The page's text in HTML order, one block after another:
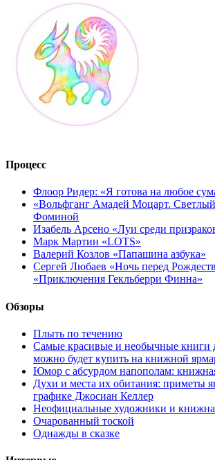
Процесс
Флоор Ридер: «Я готова на любое
«Вольфганг Амадей Моцарт.
Фоминой
Изабель Арсено «Луи среди
Марк Мартин «LOTS»
Валерий Козлов «Папашина азбука»
Сергей Любаев «Ночь перед
«Приключения Гекльберри Финна»
Обзоры
Плыть по течению
Самые красивые и необычные книги
можно будет купить на книжной
Юмор с абсурдом напополам:
Духи и места их обитания: приметы
графике Джосиан Келлер
Неофициальные художники и
Очарованный тоской
Однажды в сказке